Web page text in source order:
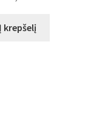
Į krepšelį